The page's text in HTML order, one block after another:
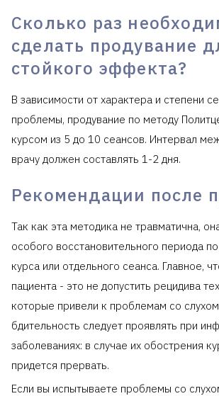
Сколько раз
сделать продувание
стойкого эффекта?
В зависимости от характера и степени
проблемы, продувание по методу
курсом из 5 до 10 сеансов. Интервал
врачу должен составлять 1-2 дня.
Рекомендации после
Так как эта методика не травматична,
особого восстановительного периода
курса или отдельного сеанса. Главное,
пациента - это не допустить рецидива
которые привели к проблемам со
бдительность следует проявлять при
заболеваниях: в случае их обострения
придется прервать.
Если вы испытываете проблемы со